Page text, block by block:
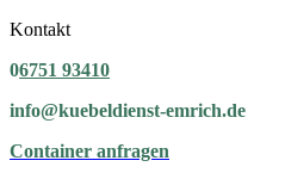
Kontakt
06751 93410
info@kuebeldienst-emrich.de
Container anfragen